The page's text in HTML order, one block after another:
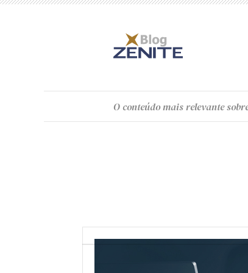
O conteúdomais relevante